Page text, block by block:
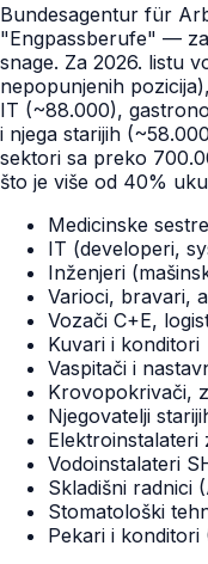
Bundesagentur für
"Engpassberufe" —
snage. Za 2026. listu
nepopunjenih
IT (~88.000),
i njega starijih
sektori sa preko
što je više od 40%
Medicinske
IT (developeri,
Inženjeri
Varioci, bravari,
Vozači C+E,
Kuvari i konditori
Vaspitači i
Krovopokrivači,
Njegovatelji
Elektroinstalateri
Vodoinstalateri
Skladišni radnici
Stomatološki
Pekari i konditori